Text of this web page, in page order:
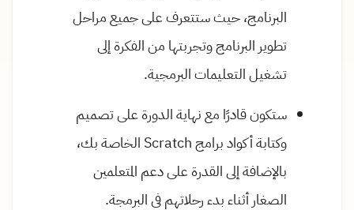
البرنامج، حيث ستتعرف على جميع مراحل
تطوير البرنامج وتجربتها من الفكرة إلى
تشغيل التعليمات البرمجية.
ستكون قادرًا مع نهاية الدورة على تصميم
وكتابة أكواد برامج Scratch الخاصة بك،
بالإضافة إلى القدرة على دعم المتعلمين
الصغار أثناء بدء رحلاتهم في البرمجة.